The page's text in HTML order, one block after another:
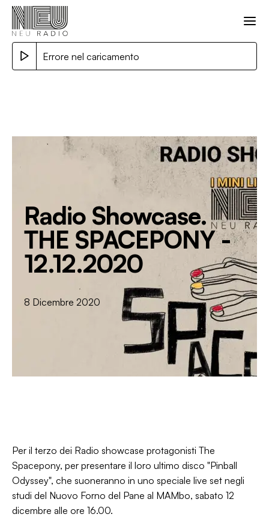
Errore nel caricamento
Radio Showcase.
THE SPACEPONY -
12.12.2020
8 Dicembre 2020
Per il terzo dei Radio showcase protagonisti The
Spacepony, per presentare il loro ultimo disco "Pinball
Odyssey", che suoneranno in uno speciale live set negli
studi del Nuovo Forno del Pane al MAMbo, sabato 12
dicembre alle ore 16.00.